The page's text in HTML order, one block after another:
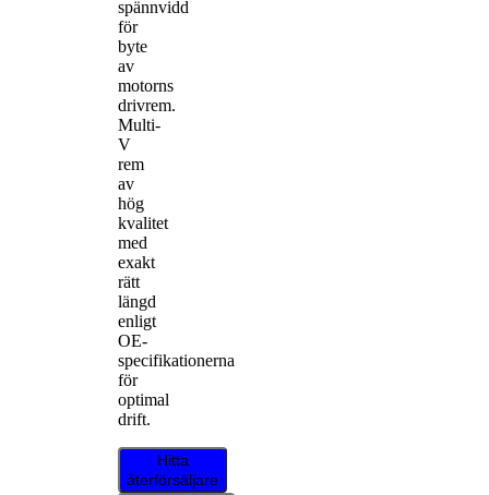
spännvidd
för
byte
av
motorns
drivrem.
Multi-
V
rem
av
hög
kvalitet
med
exakt
rätt
längd
enligt
OE-
specifikationerna
för
optimal
drift.
Hitta
återförsäljare